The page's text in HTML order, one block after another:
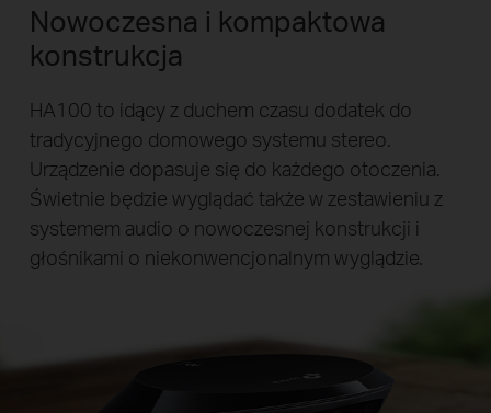
Nowoczesna i kompaktowa
konstrukcja
HA100 to idący z duchem czasu dodatek do
tradycyjnego domowego systemu stereo.
Urządzenie dopasuje się do każdego otoczenia.
Świetnie będzie wyglądać także w zestawieniu z
systemem audio o nowoczesnej konstrukcji i
głośnikami o niekonwencjonalnym wyglądzie.